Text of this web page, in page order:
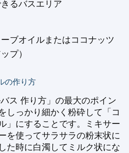
るバスエリア
ブオイルまたはココナッツ
プ）
の作り方
ス 作り方」の最大のポイン
しっかり細かく粉砕して「コ
」にすることです。ミキサー
を使ってサラサラの粉末状に
た時に白濁してミルク状にな